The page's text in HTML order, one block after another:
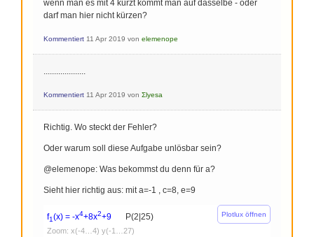
wenn man es mit 4 kürzt kommt man auf dasselbe - oder
darf man hier nicht kürzen?
Kommentiert 11 Apr 2019 von elemenope
....................
Kommentiert 11 Apr 2019 von Σlyesa
Richtig. Wo steckt der Fehler?
Oder warum soll diese Aufgabe unlösbar sein?
@elemenope: Was bekommst du denn für a?
Sieht hier richtig aus: mit a=-1 , c=8, e=9
Plotlux öffnen
f1(x) = -x4+8x2+9 P(2|25)
Zoom: x(-4…4) y(-1…27)